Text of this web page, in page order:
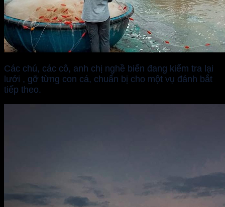
Các chú, các cô, anh chị nghề biển đang kiểm tra lại
lưới , gỡ từng con cá, chuẩn bị cho một vụ đánh bắt
tiếp theo.